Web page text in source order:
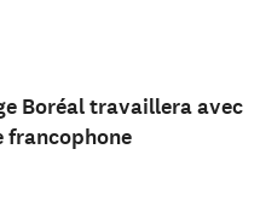
Boréal travaillera avec
francophone